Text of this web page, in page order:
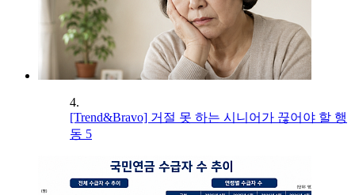
4.
[Trend&Bravo] 거절 못 하는 시니어가 끊어야 할 행
동 5